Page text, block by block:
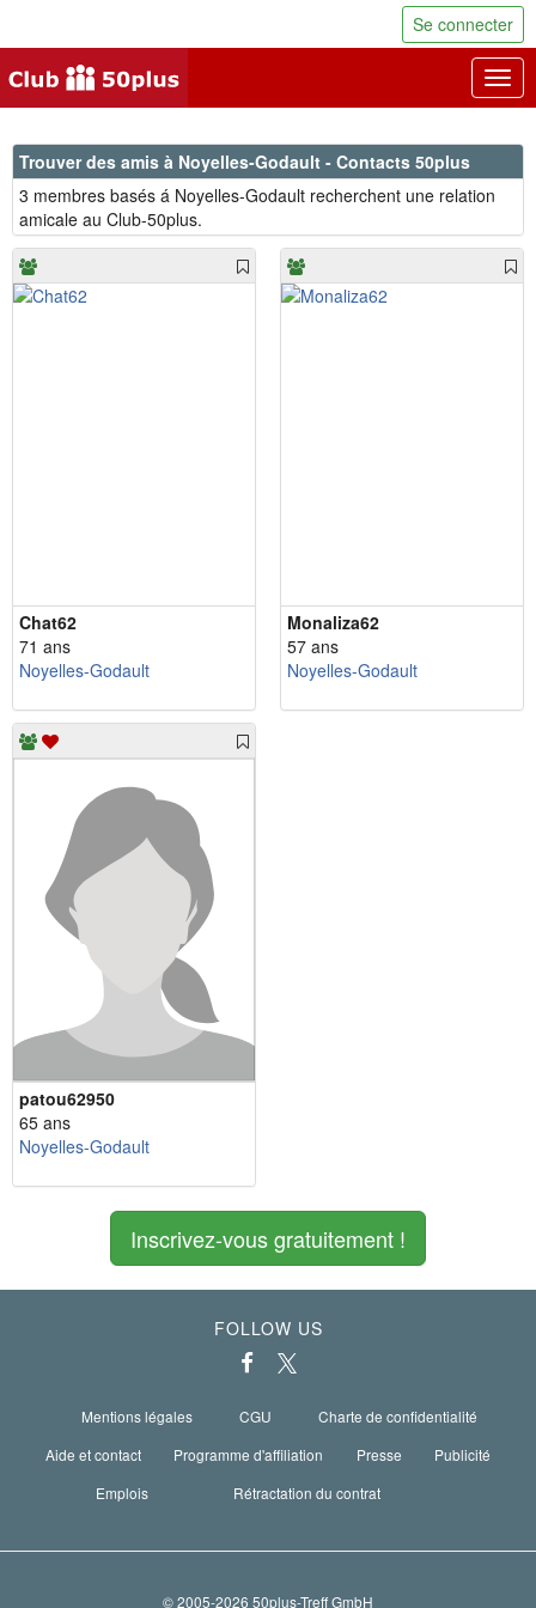
Se connecter
Trouver des amis à Noyelles-Godault - Contacts 50plus
3 membres basés á Noyelles-Godault recherchent une relation
amicale au Club-50plus.
Chat62
71 ans
Noyelles-Godault
Monaliza62
57 ans
Noyelles-Godault
patou62950
65 ans
Noyelles-Godault
Inscrivez-vous gratuitement !
FOLLOW US
Mentions légales CGU
Charte de confidentialité
Aide et contact
Programme d'affiliation Presse
Publicité
Emplois
Rétractation du contrat
© 2005-2026 50plus-Treff GmbH